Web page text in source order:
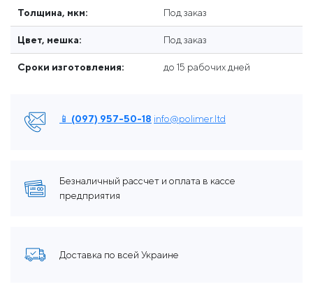
Толщина, мкм: Под заказ
Цвет, мешка: Под заказ
Сроки изготовления: до 15 рабочих дней
📱 (097) 957-50-18 info@polimer.ltd
Безналичный рассчет и оплата в кассе
предприятия
Доставка по всей Украине